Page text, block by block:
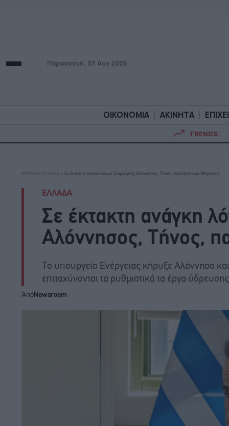
Παρασκευή, 07 Αυγ 2026
ΟΙΚΟΝΟΜΙΑ ΑΚΙΝΗΤΑ
TRENDS:
ΟΙΚΟΝΟΜΙΑ ΑΚΙΝΗΤΑ
ΑΡΧΙΚΗ » ΕΛΛΑΔΑ » Σε έκτακτη ανάγκη λόγω λειψυδρίας Αλόννησος, Τήνος, παράταση για Μεγανήσι
ΕΛΛΑΔΑ
Σε έκτακτη ανάγκη
Αλόννησος, Τήνος,
Το υπουργείο Ενέργειας κήρυξε Αλόννησο
επιταχύνονται τα ρυθμιστικά τα έργα ύδρευσης
ΑπόNewsroom